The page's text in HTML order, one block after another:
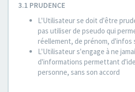
3.1 PRUDENCE
L'Utilisateur se doit d'être
pas utiliser de pseudo qui
réellement, de prénom, d'infos
L'Utilisateur s'engage à ne
d'informations permettant
personne, sans son accord